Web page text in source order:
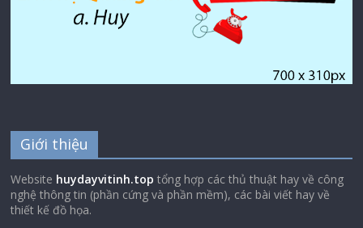
Giới thiệu
Website huydayvitinh.top tổng hợp các thủ thuật hay về công
nghệ thông tin (phần cứng và phần mềm), các bài viết hay về
thiết kế đồ họa.